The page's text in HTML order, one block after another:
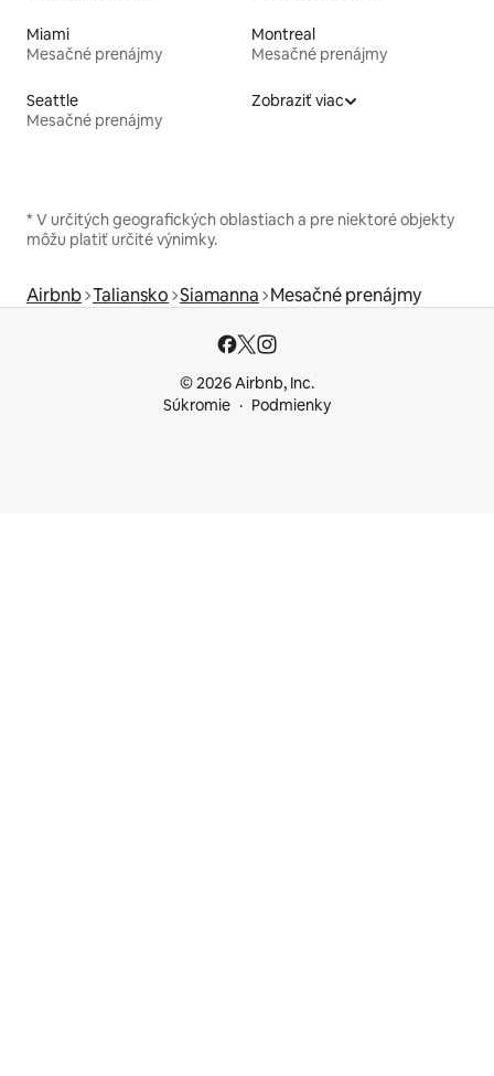
Miami
Mesačné prenájmy
Montreal
Mesačné prenájmy
Seattle
Mesačné prenájmy
Zobraziť viac
* V určitých geografických oblastiach a pre niektoré objekty
môžu platiť určité výnimky.
Airbnb Taliansko Siamanna Mesačné prenájmy
© 2026 Airbnb, Inc.
Súkromie
Podmienky